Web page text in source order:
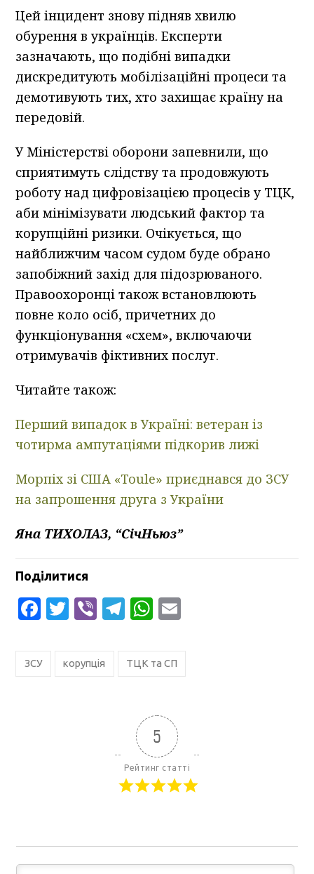
Цей інцидент знову підняв хвилю
обурення в українців. Експерти
зазначають, що подібні випадки
дискредитують мобілізаційні процеси та
демотивують тих, хто захищає країну на
передовій.
У Міністерстві оборони запевнили, що
сприятимуть слідству та продовжують
роботу над цифровізацією процесів у ТЦК,
аби мінімізувати людський фактор та
корупційні ризики. Очікується, що
найближчим часом судом буде обрано
запобіжний захід для підозрюваного.
Правоохоронці також встановлюють
повне коло осіб, причетних до
функціонування «схем», включаючи
отримувачів фіктивних послуг.
Читайте також:
Перший випадок в Україні: ветеран із
чотирма ампутаціями підкорив лижі
Морпіх зі США «Toule» приєднався до ЗСУ
на запрошення друга з України
Яна ТИХОЛАЗ, “СічНьюз”
Поділитися
Facebook
Twitter
ViberTelegram
WhatsApp
ЗСУ корупція ТЦК та СП
5
Рейтинг статті